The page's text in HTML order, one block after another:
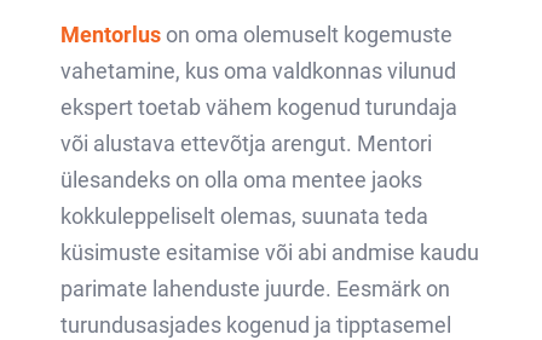
Mentorluson oma olemuselt kogemuste
vahetamine, kus oma valdkonnas vilunud
ekspert toetab vähem kogenud turundaja
või alustava ettevõtja arengut. Mentori
ülesandeks on olla oma mentee jaoks
kokkuleppeliselt olemas, suunata teda
küsimuste esitamise või abi andmise kaudu
parimate lahenduste juurde. Eesmärk on
turundusasjades kogenud ja tipptasemel